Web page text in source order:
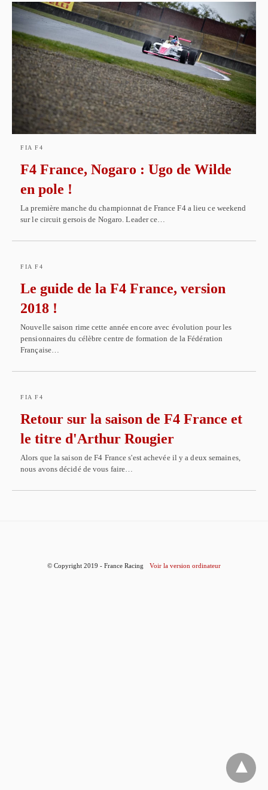
FIA F4
F4 France, Nogaro : Ugo de Wilde
en pole !
La première manche du championnat de France F4 a lieu ce weekend
sur le circuit gersois de Nogaro. Leader ce…
FIA F4
Le guide de la F4 France, version
2018 !
Nouvelle saison rime cette année encore avec évolution pour les
pensionnaires du célèbre centre de formation de la Fédération
Française…
FIA F4
Retour sur la saison de F4 France et
le titre d'Arthur Rougier
Alors que la saison de F4 France s'est achevée il y a deux semaines,
nous avons décidé de vous faire…
© Copyright 2019 - France Racing Voir la version ordinateur